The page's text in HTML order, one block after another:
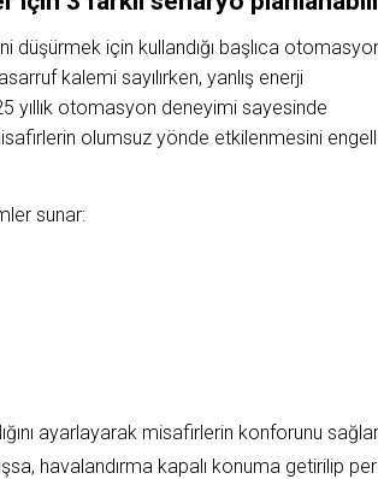
düşürmek için kullandığı başlıca
kalemi sayılırken, yanlış enerji
yıllık otomasyon deneyimi sayesinde
olumsuz yönde etkilenmesini
sunar:
ayarlayarak misafirlerin konforunu
havalandırma kapalı konuma getirilip